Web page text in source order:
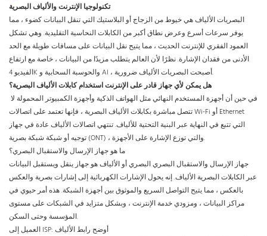
تكنولوجيا الإنترنت والألياف البصرية
البصريات الألياف هي خيوط من الزجاج أو البلاستيك التي تنقل البيانات كضوء ، مما
يوفر سرعات أسرع وعرض نطاق أكبر من الكابلات النحاسية التقليدية. وهي تشكل
العمود الفقري للإنترنت الحديث ، مما يتيح نقل البيانات على مسافات طويلة مع الحد
الأدنى من فقدان الإشارة. نظرًا لأن العالم يتطلب مزيدًا من البيانات ، خاصة مع ارتفاع
الفيديو 4K والحوسبة السحابية و AI ، أصبحت البصريات الألياف ضرورية.
هل يمكن لأي جهاز قادر على الإنترنت استخدام كابلات الألياف البصرية؟
تتصل مباشرة بكابلات الألياف البصرية ، فإنها تعتمد على اتصالات Wi-Fi أو Ethernet
التي تتبع في النهاية عبر البنية التحتية للألياف. تنتهي اتصالات الألياف عادة في جهاز
توجيه أو شبكة شبكة بصرية (ONT) ، والتي توزع الإشارة على الأجهزة.
جهاز الإرسال والاستقبال البصري البصري أو الألياف هو جهاز ينقل ويستقبل البيانات
عبر الكابلات البصرية الألياف. إنه يحول الإشارات الكهربائية إلى إشارات بصرية والعكس
بالعكس ، مما يتيح التواصل السريع والموثوق بين أجهزة الشبكة. هذه أمر حيوي في
مراكز البيانات ، ومزودي خدمة الإنترنت ، وبشكل متزايد في الشبكات على مستوى
المؤسسة وحتى السكن.